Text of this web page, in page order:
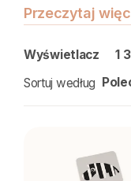
Przeczytaj
Wyświetlacz 1 3
Sortuj według